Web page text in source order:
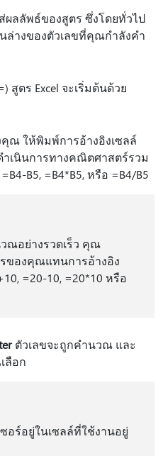
ผลลัพธ์ของสูตร ซึ่งโดยทั่วไป
ล่างของตัวเลขที่คุณกําลังคํา
สูตร Excel จะเริ่มต้นด้วย
ณ ให้พิมพ์การอ้างอิงเซลล์
าเนินการทางคณิตศาสตร์รวม
B5, =B4*B5, หรือ =B4/B5
ณอย่างรวดเร็ว คุณ
ของคุณแทนการอ้างอิง
=20-10, =20*10 หรือ
ตัวเลขจะถูกคํานวณ และ
ลือก
อร์อยู่ในเซลล์ที่ใช้งานอยู่